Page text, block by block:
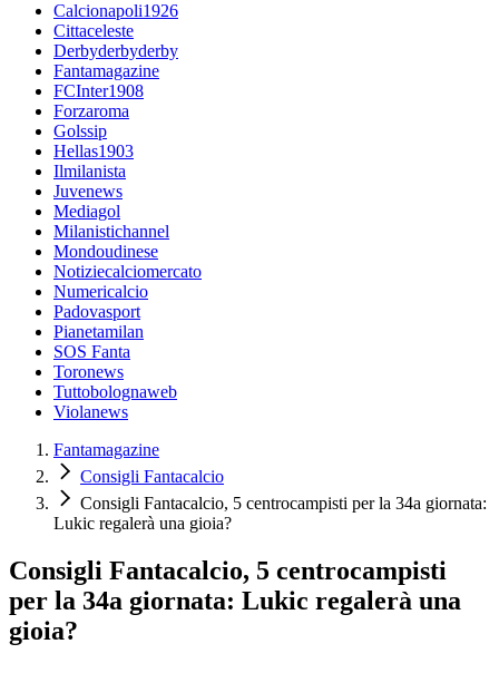
Calcionapoli1926
Cittaceleste
Derbyderbyderby
Fantamagazine
FCInter1908
Forzaroma
Golssip
Hellas1903
Ilmilanista
Juvenews
Mediagol
Milanistichannel
Mondoudinese
Notiziecalciomercato
Numericalcio
Padovasport
Pianetamilan
SOS Fanta
Toronews
Tuttobolognaweb
Violanews
Fantamagazine
Consigli Fantacalcio
Consigli Fantacalcio, 5 centrocampisti per la 34a giornata:
Lukic regalerà una gioia?
Consigli Fantacalcio, 5 centrocampisti
per la 34a giornata: Lukic regalerà una
gioia?